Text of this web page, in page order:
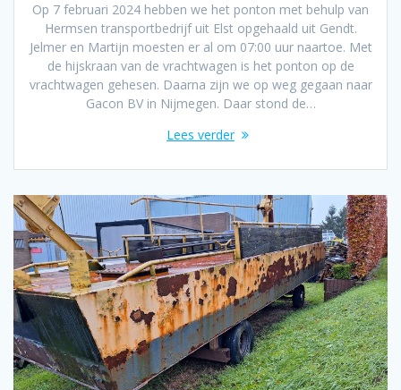
Op 7 februari 2024 hebben we het ponton met behulp van
Hermsen transportbedrijf uit Elst opgehaald uit Gendt.
Jelmer en Martijn moesten er al om 07:00 uur naartoe. Met
de hijskraan van de vrachtwagen is het ponton op de
vrachtwagen gehesen. Daarna zijn we op weg gegaan naar
Gacon BV in Nijmegen. Daar stond de…
Lees verder